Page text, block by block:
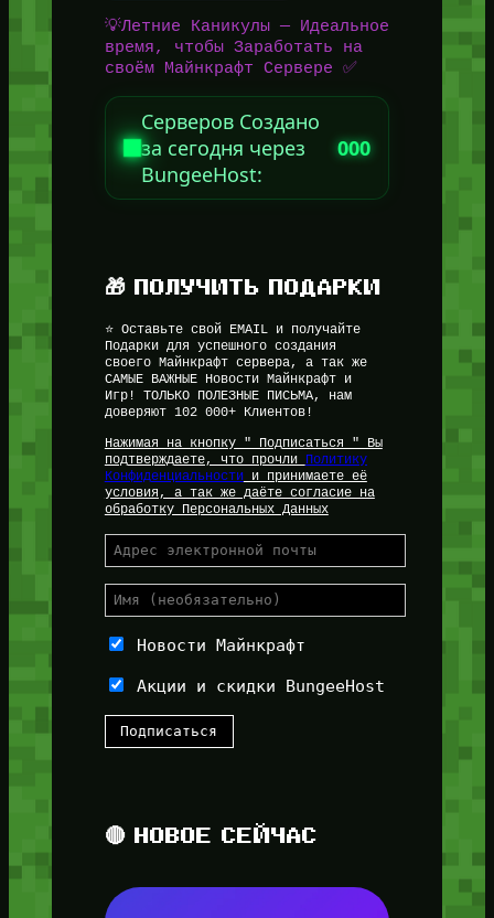
💡Летние Каникулы — Идеальное
время, чтобы Заработать на
своём Майнкрафт Сервере ✅
Серверов Создано
за сегодня через
BungeeHost:
000
🎁 ПОЛУЧИТЬ ПОДАРКИ
⭐ Оставьте свой EMAIL и получайте
Подарки для успешного создания
своего Майнкрафт сервера, а так же
САМЫЕ ВАЖНЫЕ Новости Майнкрафт и
Игр! ТОЛЬКО ПОЛЕЗНЫЕ ПИСЬМА, нам
доверяют 102 000+ Клиентов!
Нажимая на кнопку " Подписаться " Вы
подтверждаете, что прочли Политику
Конфиденциальностии принимаете её
условия, а так же даёте согласие на
обработку Персональных Данных
Новости Майнкрафт
Акции и скидки BungeeHost
🔴 НОВОЕ СЕЙЧАС